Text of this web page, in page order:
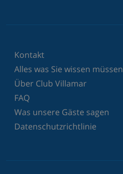
Kontakt
Alles was Sie wissen müssen
Über Club Villamar
FAQ
Was unsere Gäste sagen
Datenschutzrichtlinie